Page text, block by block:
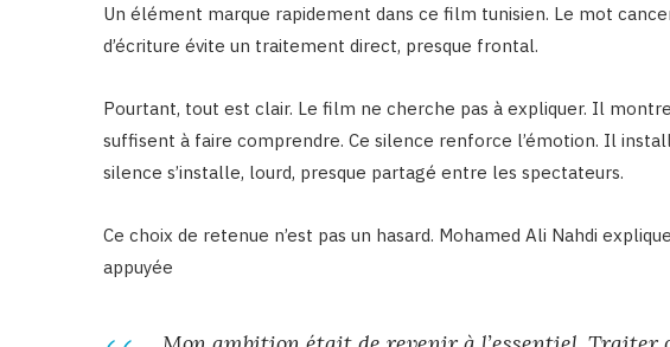
Un élément marque rapidement dans ce film tunisien. Le mot
d’écriture évite un traitement direct, presque frontal.
Pourtant, tout est clair. Le film ne cherche pas à expliquer. Il
suffisent à faire comprendre. Ce silence renforce l’émotion. Il
silence s’installe, lourd, presque partagé entre les spectateurs.
Ce choix de retenue n’est pas un hasard. Mohamed Ali Nahdi
appuyée